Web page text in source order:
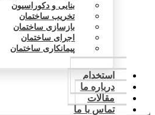
بنایی و دکوراسیون
تخریب ساختمان
بازسازی ساختمان
اجرای ساختمان
پیمانکاری ساختمان
استخدام
درباره ما
مقالات
تماس با ما